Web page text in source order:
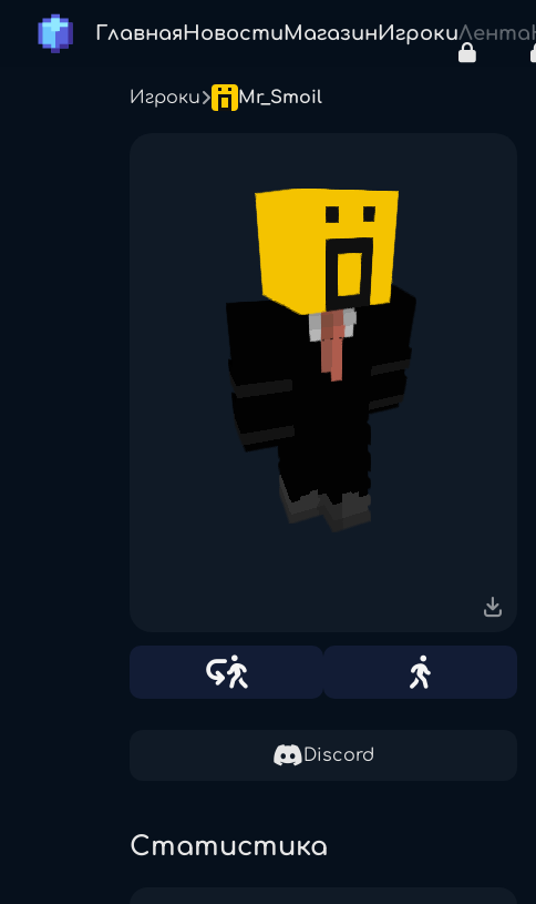
ГлавнаяНовостиМагазинИгрокиЛента
Игроки Mr_Smoil
Discord
Статистика